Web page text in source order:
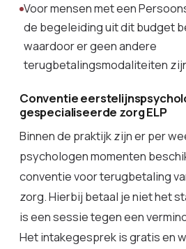
Voor mensen met een
de begeleiding uit dit budget
waardoor er geen andere
terugbetalingsmodaliteiten
Conventie
gespecialiseerde zorg ELP
Binnen de praktijk zijn er per
psychologen momenten
conventie voor terugbetaling
zorg. Hierbij betaal je niet het
is een sessie tegen een
Het intakegesprek is gratis en